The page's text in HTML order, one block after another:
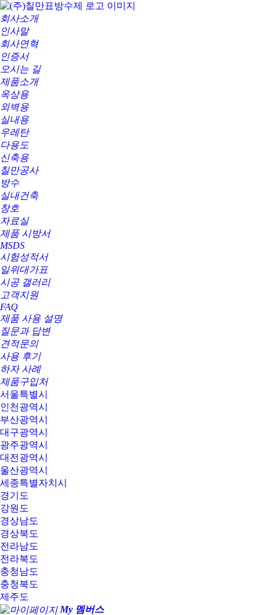
회사소개
인사말
회사연혁
인증서
오시는 길
제품소개
옥상용
외벽용
실내용
우레탄
다용도
신축용
칠만공사
방수
실내건축
창호
자료실
제품 시방서
MSDS
시험성적서
일위대가표
시공 갤러리
고객지원
FAQ
제품 사용 설명
질문과 답변
견적문의
사용 후기
하자 사례
제품구입처
서울특별시
인천광역시
부산광역시
대구광역시
광주광역시
대전광역시
울산광역시
세종특별자치시
경기도
강원도
경상남도
경상북도
전라남도
전라북도
충청남도
충청북도
제주도
My 멤버스